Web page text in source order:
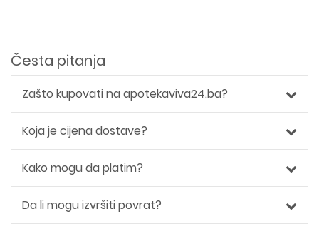
Česta pitanja
Zašto kupovati na apotekaviva24.ba?
Koja je cijena dostave?
Kako mogu da platim?
Da li mogu izvršiti povrat?